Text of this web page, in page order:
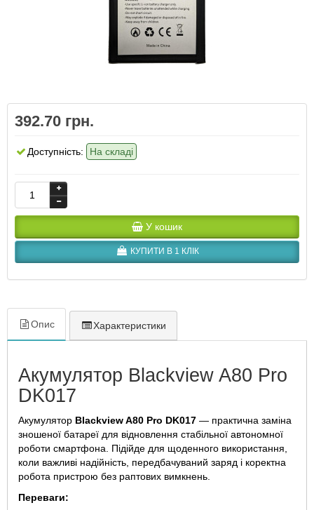
392.70 грн.
Доступність: На складі
У кошик
КУПИТИ В 1 КЛІК
Опис Характеристики
Акумулятор Blackview A80 Pro
DK017
Акумулятор Blackview A80 Pro DK017 — практична заміна
зношеної батареї для відновлення стабільної автономної
роботи смартфона. Підійде для щоденного використання,
коли важливі надійність, передбачуваний заряд і коректна
робота пристрою без раптових вимкнень.
Переваги: